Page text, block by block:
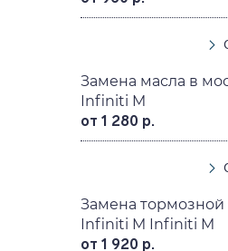
Замена масла в
Infiniti M
от 1 280 р.
Замена тормозной
Infiniti M Infiniti M
от 1 920 р.